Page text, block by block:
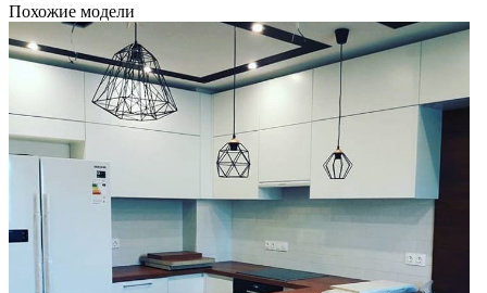
Похожие модели